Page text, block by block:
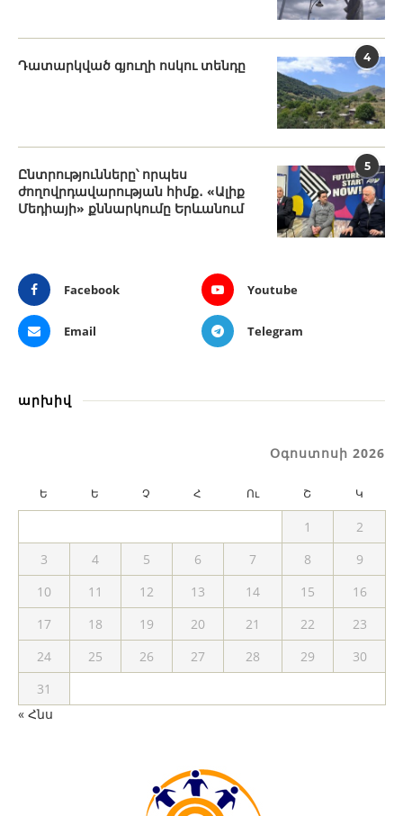
4
Դատարկված գյուղի ոսկու տենդը
5
Ընտրությունները՝ որպես
ժողովրդավարության հիմք․ «Ալիք
Մեդիայի» քննարկումը Երևանում
Facebook Youtube
Email Telegram
արխիվ
Օգոստոսի 2026
Ե Ե Չ Հ Ու Շ Կ
1
2
3
4 5 6 7 8
9
10
11 12 13 14 15
16
17
18 19 20 21 22
23
24
25 26 27 28 29
30
31
« Հնս